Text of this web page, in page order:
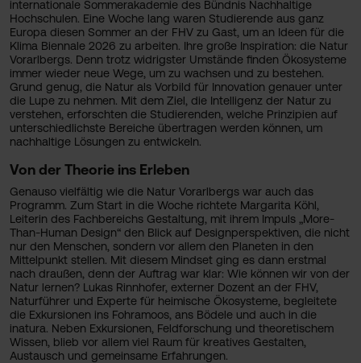
internationale Sommerakademie des Bündnis Nachhaltige
Hochschulen. Eine Woche lang waren Studierende aus ganz
Europa diesen Sommer an der FHV zu Gast, um an Ideen für die
Klima Biennale 2026 zu arbeiten. Ihre große Inspiration: die Natur
Vorarlbergs. Denn trotz widrigster Umstände finden Ökosysteme
immer wieder neue Wege, um zu wachsen und zu bestehen.
Grund genug, die Natur als Vorbild für Innovation genauer unter
die Lupe zu nehmen. Mit dem Ziel, die Intelligenz der Natur zu
verstehen, erforschten die Studierenden, welche Prinzipien auf
unterschiedlichste Bereiche übertragen werden können, um
nachhaltige Lösungen zu entwickeln.
Von der Theorie ins Erleben
Genauso vielfältig wie die Natur Vorarlbergs war auch das
Programm. Zum Start in die Woche richtete Margarita Köhl,
Leiterin des Fachbereichs Gestaltung, mit ihrem Impuls „More-
Than-Human Design“ den Blick auf Designperspektiven, die nicht
nur den Menschen, sondern vor allem den Planeten in den
Mittelpunkt stellen. Mit diesem Mindset ging es dann erstmal
nach draußen, denn der Auftrag war klar: Wie können wir von der
Natur lernen? Lukas Rinnhofer, externer Dozent an der FHV,
Naturführer und Experte für heimische Ökosysteme, begleitete
die Exkursionen ins Fohramoos, ans Bödele und auch in die
inatura. Neben Exkursionen, Feldforschung und theoretischem
Wissen, blieb vor allem viel Raum für kreatives Gestalten,
Austausch und gemeinsame Erfahrungen.